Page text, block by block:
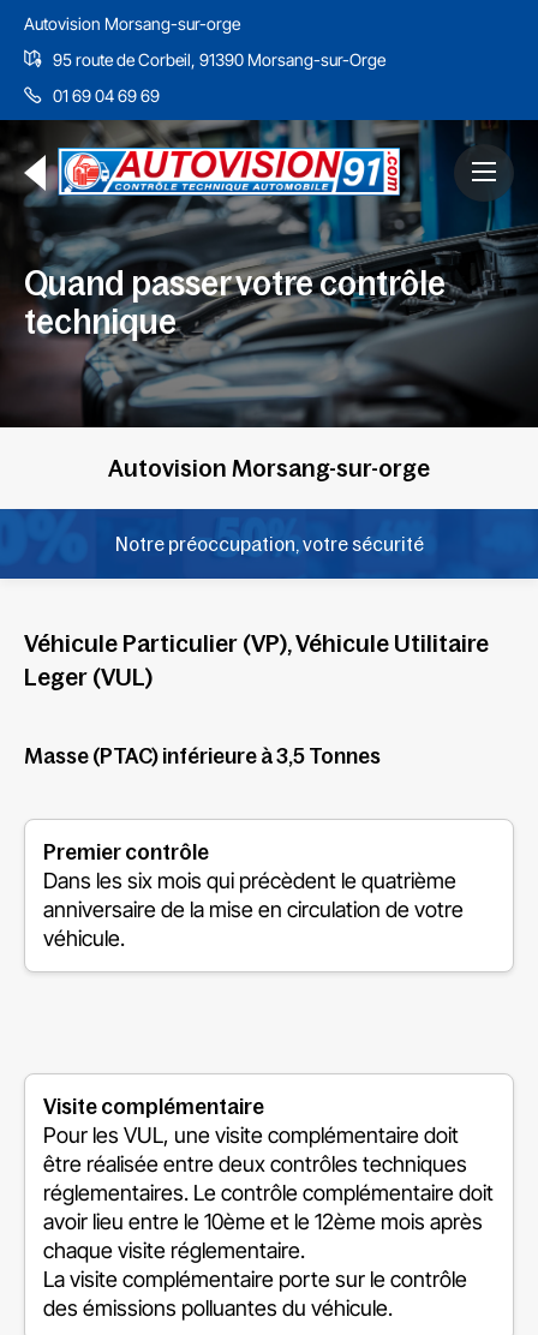
Autovision Morsang-sur-orge
95 route de Corbeil, 91390 Morsang-sur-Orge
01 69 04 69 69
Quand passer votre contrôle
technique
Autovision Morsang-sur-orge
Notre préoccupation, votre sécurité
Véhicule Particulier (VP), Véhicule Utilitaire
Leger (VUL)
Masse (PTAC) inférieure à 3,5 Tonnes
Premier contrôle
Dans les six mois qui précèdent le quatrième
anniversaire de la mise en circulation de votre
véhicule.
Visite complémentaire
Pour les VUL, une visite complémentaire doit
être réalisée entre deux contrôles techniques
réglementaires. Le contrôle complémentaire doit
avoir lieu entre le 10ème et le 12ème mois après
chaque visite réglementaire.
La visite complémentaire porte sur le contrôle
des émissions polluantes du véhicule.